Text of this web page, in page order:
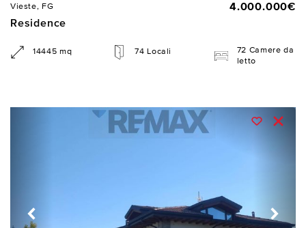
Vieste, FG
4.000.000€
Residence
14445 mq 74 Locali
72 Camere da
letto